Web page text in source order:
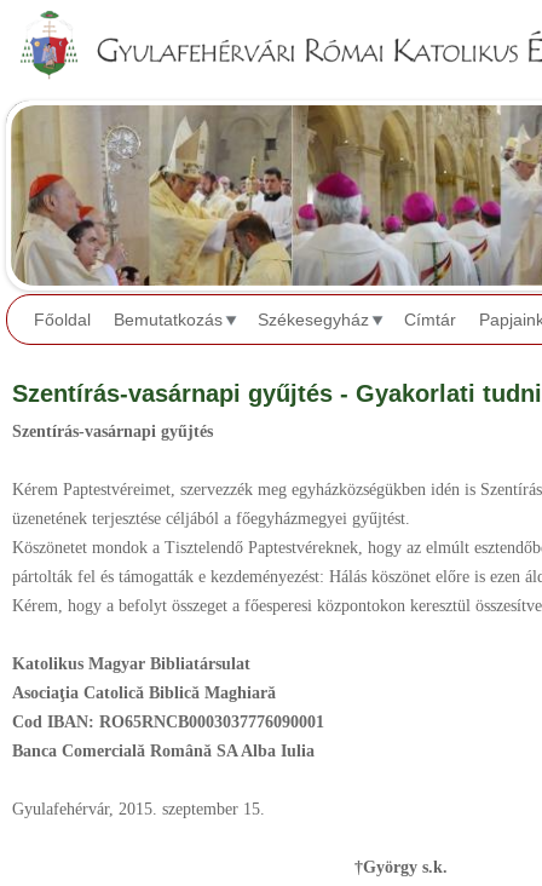
Főoldal Bemutatkozás Székesegyház Címtár
Szentírás-vasárnapi gyűjtés - Gyakorlati
Szentírás-vasárnapi gyűjtés
Kérem Paptestvéreimet, szervezzék meg egyházközségükben idén is
üzenetének terjesztése céljából a főegyházmegyei gyűjtést.
Köszönetet mondok a Tisztelendő Paptestvéreknek, hogy az elmúlt
pártolták fel és támogatták e kezdeményezést: Hálás köszönet előre is ezen
Kérem, hogy a befolyt összeget a főesperesi központokon keresztül
Katolikus Magyar Bibliatársulat
Asociaţia Catolică Biblică Maghiară
Cod IBAN: RO65RNCB0003037776090001
Banca Comercială Română SA Alba Iulia
Gyulafehérvár, 2015. szeptember 15.
†György s.k.